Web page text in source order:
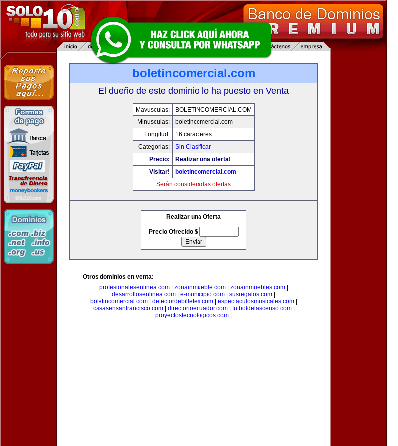
boletincomercial.com
El dueño de este dominio lo ha puesto en Venta
Mayusculas:
BOLETINCOMERCIAL.COM
Minusculas:
boletincomercial.com
Longitud:
16 caracteres
Categorias:
Sin Clasificar
Precio:
Realizar una oferta!
Visitar!
boletincomercial.com
Serán consideradas ofertas
Realizar una Oferta
Precio Ofrecido $
Otros dominios en venta:
profesionalesenlinea.com| zonainmueble.com| zonainmuebles.com|
desarrollosenlinea.com
e-municipio.com susregalos.com
boletincomercial.com
detectordebilletes.com espectaculosmusicales.com
casasensanfrancisco.com| directorioecuador.com| futboldelascenso.com|
proyectostecnologicos.com